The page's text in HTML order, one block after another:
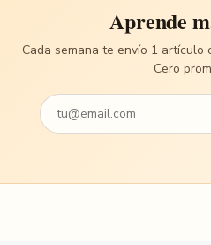
Aprende
Cada semana te envío 1 artículo
Cero